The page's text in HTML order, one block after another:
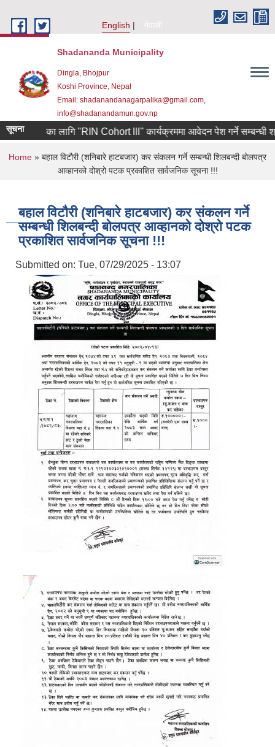
English
नेपाली
Shadananda Municipality
Dingla, Bhojpur
Koshi Province, Nepal
Email: shadanandanagarpalika@gmail.com,
info@shadanandamun.gov.np
सूचना
उद्यमीहरुका लागि "RIN Cohort lll" कार्यक्रममा आवेदन पेश गर्ने सम्बन्धी श्री
You are here
Home » बहाल विटौरी (शनिबारे हाटबजार) कर संकलन गर्ने सम्बन्धी शिलबन्दी बोलपत्र
आव्हानको दोश्रो पटक प्रकाशित सार्वजनिक सूचना !!!
बहाल विटौरी (शनिबारे हाटबजार) कर संकलन गर्ने
सम्बन्धी शिलबन्दी बोलपत्र आव्हानको दोश्रो पटक
प्रकाशित सार्वजनिक सूचना !!!
Submitted on: Tue, 07/29/2025 - 13:07